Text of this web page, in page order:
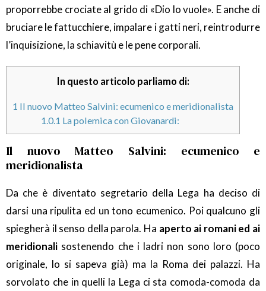
proporrebbe crociate al grido di «Dio lo vuole». E anche di
bruciare le fattucchiere, impalare i gatti neri, reintrodurre
l’inquisizione, la schiavitù e le pene corporali.
In questo articolo parliamo di:
1 Il nuovo Matteo Salvini: ecumenico e meridionalista
1.0.1 La polemica con Giovanardi:
Il nuovo Matteo Salvini: ecumenico e
meridionalista
Da che è diventato segretario della Lega ha deciso di
darsi una ripulita ed un tono ecumenico. Poi qualcuno gli
spiegherà il senso della parola. Ha aperto ai romani ed ai
meridionali sostenendo che i ladri non sono loro (poco
originale, lo si sapeva già) ma la Roma dei palazzi. Ha
sorvolato che in quelli la Lega ci sta comoda-comoda da